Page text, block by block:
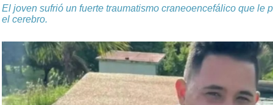
El joven sufrió un fuerte traumatismo craneoencefálico que le
el cerebro.